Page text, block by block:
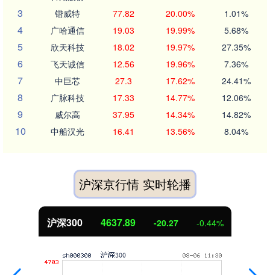
3 锴威特 77.82 20.00% 1.01%
4 广哈通信 19.03 19.99% 5.68%
5 欣天科技 18.02 19.97% 27.35%
6 飞天诚信 12.56 19.96% 7.36%
7 中巨芯 27.3 17.62% 24.41%
8 广脉科技 17.33 14.77% 12.06%
9 威尔高 37.95 14.34% 14.82%
10 中船汉光 16.41 13.56% 8.04%
沪深京行情 实时轮播
北证50 1115.17 -4.29 -0.38%